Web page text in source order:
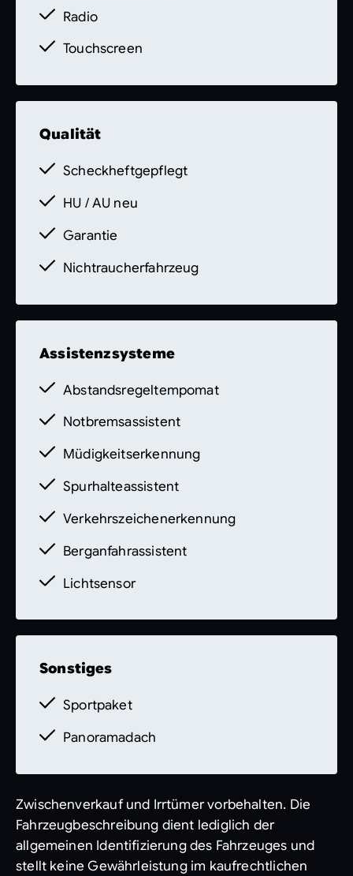
Radio
Touchscreen
Qualität
Scheckheftgepflegt
HU / AU neu
Garantie
Nichtraucherfahrzeug
Assistenzsysteme
Abstandsregeltempomat
Notbremsassistent
Müdigkeitserkennung
Spurhalteassistent
Verkehrszeichenerkennung
Berganfahrassistent
Lichtsensor
Sonstiges
Sportpaket
Panoramadach
Zwischenverkauf und Irrtümer vorbehalten. Die
Fahrzeugbeschreibung dient lediglich der
allgemeinen Identifizierung des Fahrzeuges und
stellt keine Gewährleistung im kaufrechtlichen